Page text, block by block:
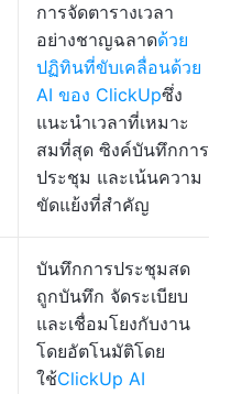
การจัดตารางเวลา
อย่างชาญฉลาดด้วย
ปฏิทินที่ขับเคลื่อนด้วย
AI ของ ClickUpซึ่ง
แนะนำเวลาที่เหมาะ
สมที่สุด ซิงค์บันทึกการ
ประชุม และเน้นความ
ขัดแย้งที่สำคัญ
บันทึกการประชุมสด
ถูกบันทึก จัดระเบียบ
และเชื่อมโยงกับงาน
โดยอัตโนมัติโดย
ใช้ClickUp AI